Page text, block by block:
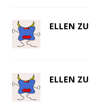
ELLEN ZU
ELLEN ZU